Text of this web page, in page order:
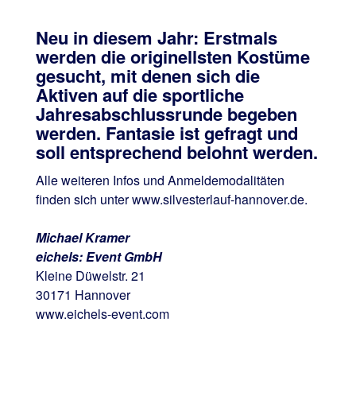
Neu in diesem Jahr: Erstmals
werden die originellsten Kostüme
gesucht, mit denen sich die
Aktiven auf die sportliche
Jahresabschlussrunde begeben
werden. Fantasie ist gefragt und
soll entsprechend belohnt werden.
Alle weiteren Infos und Anmeldemodalitäten
finden sich unter www.silvesterlauf-hannover.de.
Michael Kramer
eichels: Event GmbH
Kleine Düwelstr. 21
30171 Hannover
www.eichels-event.com